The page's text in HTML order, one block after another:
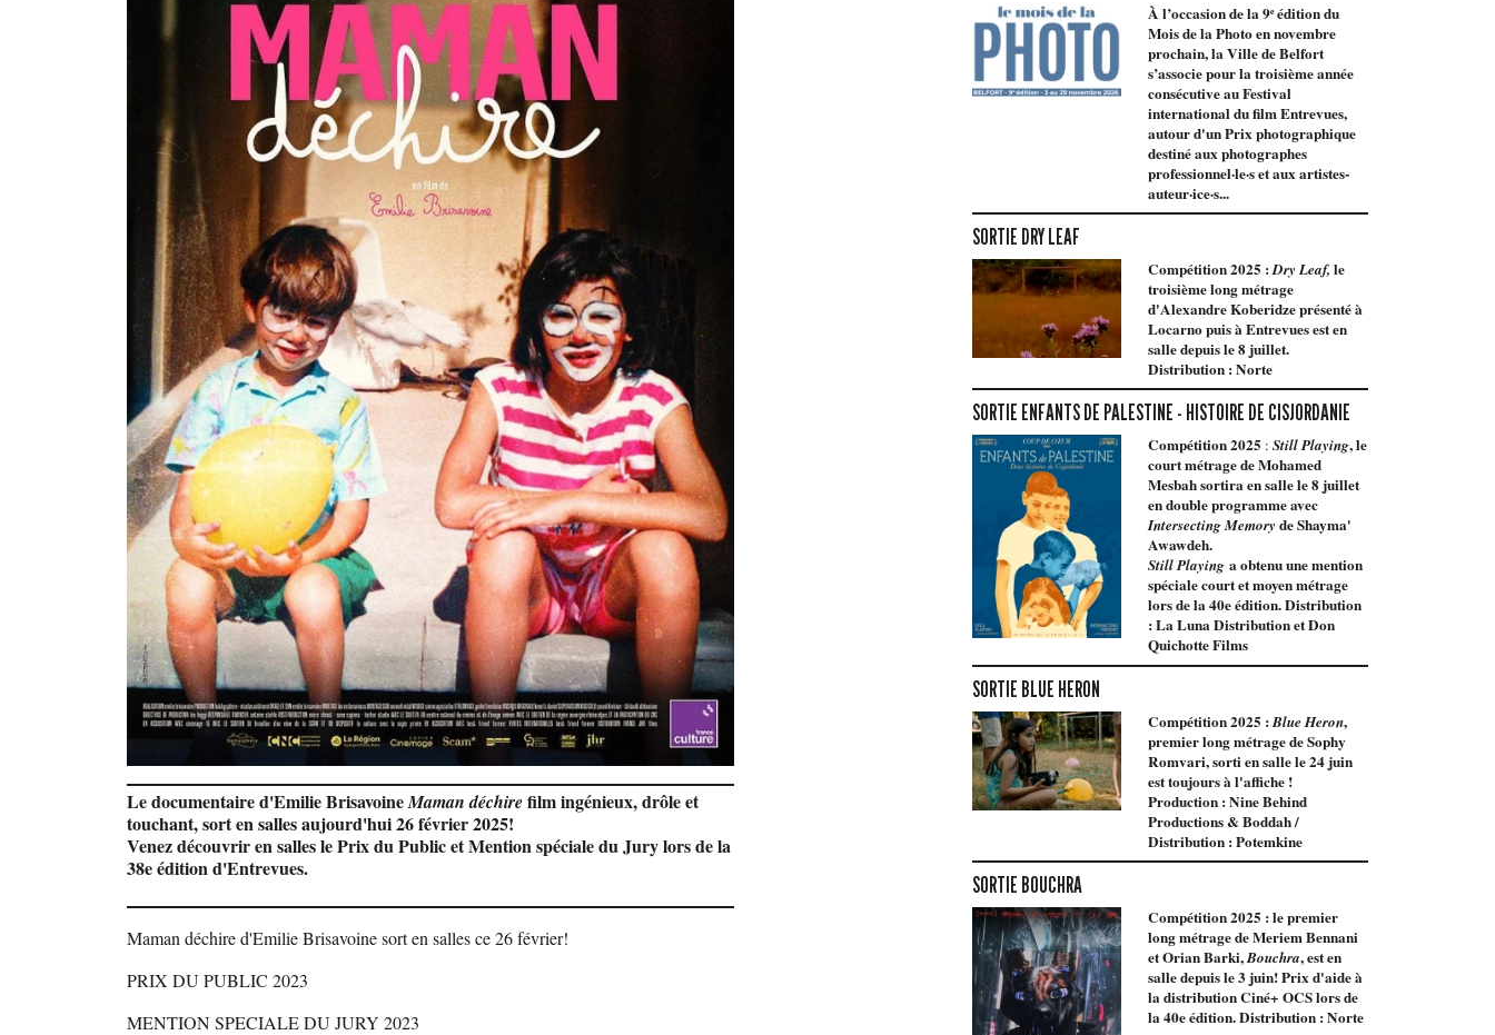
Le documentaire d'Emilie BrisavoineMaman déchirefilm ingénieux, drôle et
touchant, sort en salles aujourd'hui 26 février 2025!
Venez découvrir en salles le Prix du Public et Mention spéciale du Jury lors de la
38e édition d'Entrevues.
Maman déchire d'Emilie Brisavoine sort en salles ce 26 février!
PRIX DU PUBLIC 2023
MENTION SPECIALE DU JURY 2023
À l’occasion de la 9ᵉ édition du
Mois de la Photo en novembre
prochain, la Ville de Belfort
s’associe pour la troisième année
consécutive au Festival
international du film Entrevues,
autour d'un Prix photographique
destiné aux photographes
professionnel·le·s et aux artistes-
auteur·ice·s...
SORTIE DRY LEAF
Compétition 2025 :Dry Leaf, le
troisième long métrage
d'Alexandre Koberidze présenté à
Locarno puis à Entrevues est en
salle depuis le 8 juillet.
Distribution : Norte
SORTIE ENFANTS DE PALESTINE - HISTOIRE DE CISJORDANIE
Compétition 2025 :Still Playing, le
court métrage de Mohamed
Mesbah sortira en salle le 8 juillet
en double programme avec
Intersecting Memory de Shayma'
Awawdeh.
Still Playinga obtenu une mention
spéciale court et moyen métrage
lors de la 40e édition. Distribution
: La Luna Distribution et Don
Quichotte Films
SORTIE BLUE HERON
Compétition 2025 :Blue Heron,
premier long métrage de Sophy
Romvari, sorti en salle le 24 juin
est toujours à l'affiche !
Production : Nine Behind
Productions & Boddah /
Distribution : Potemkine
SORTIE BOUCHRA
Compétition 2025 : le premier
long métrage de Meriem Bennani
et Orian Barki,Bouchra, est en
salle depuis le 3 juin! Prix d'aide à
la distribution Ciné+ OCS lors de
la 40e édition. Distribution : Norte